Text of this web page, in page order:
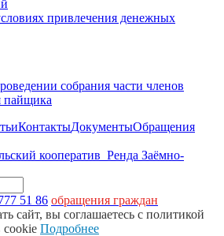
привлечения денежных
собрания части членов
пайщика
КонтактыДокументыОбращения
кооператив Ренда Заёмно-
51 86 обращения граждан
сайт, вы соглашаетесь с политикой
cookie Подробнее